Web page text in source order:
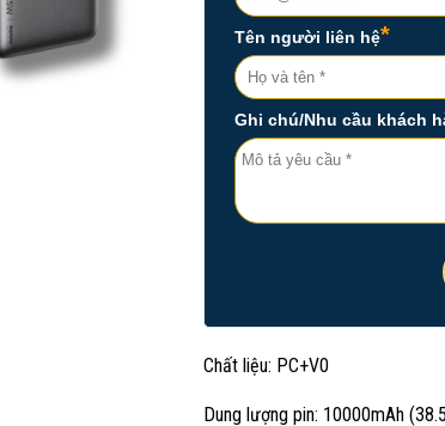
Chất liệu: PC+V0
Dung lượng pin: 10000mAh